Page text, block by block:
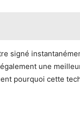
signé
une
pourquoi cette